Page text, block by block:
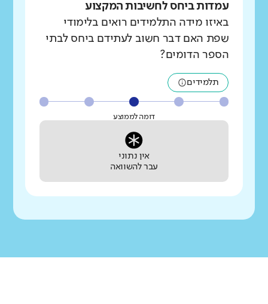
עמדות ביחס לחשיבות המקצוע
באיזו מידה התלמידים רואים בלימודי
שפת האם דבר חשוב לעתידם ביחס לבתי
הספר הדומים?
תלמידים
דומה לממוצע
אין נתוני
עבר להשוואה